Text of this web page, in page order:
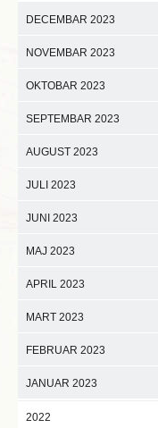
DECEMBAR 2023
NOVEMBAR 2023
OKTOBAR 2023
SEPTEMBAR 2023
AUGUST 2023
JULI 2023
JUNI 2023
MAJ 2023
APRIL 2023
MART 2023
FEBRUAR 2023
JANUAR 2023
2022